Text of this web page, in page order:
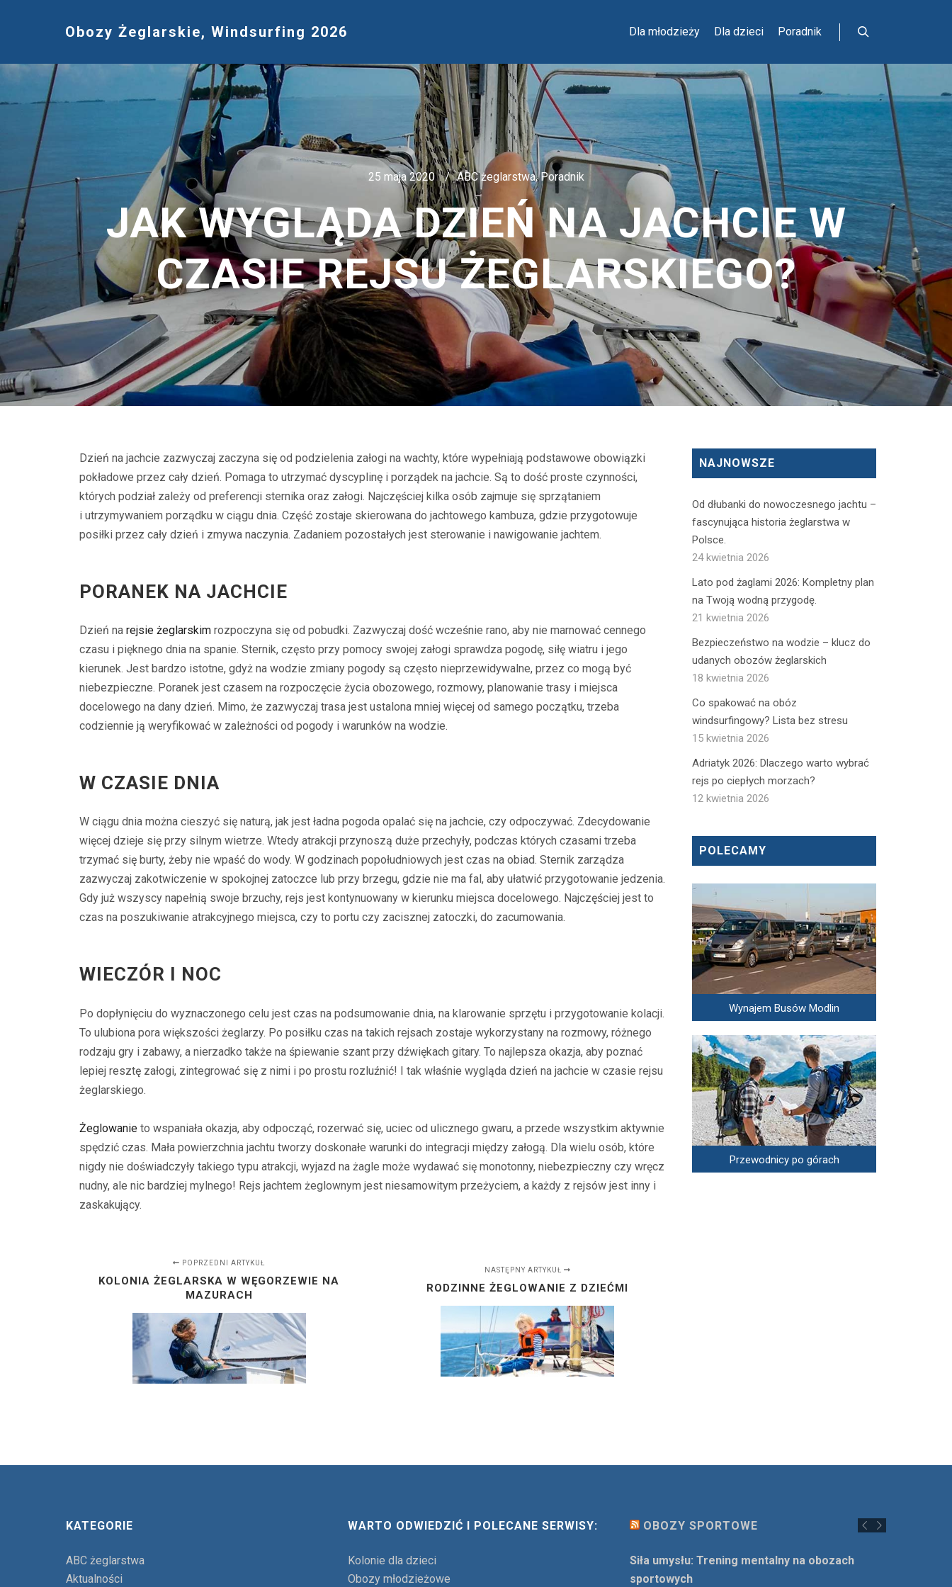
Obozy Żeglarskie, Windsurfing 2026 Dla młodzieży Dla dzieci Poradnik
25 maja 2020 ABC żeglarstwa,Poradnik
JAK WYGLĄDA DZIEŃ NA JACHCIE W
CZASIE REJSU ŻEGLARSKIEGO?
Dzień na jachcie zazwyczaj zaczyna się od podzielenia załogi na wachty, które wypełniają podstawowe obowiązki
pokładowe przez cały dzień. Pomaga to utrzymać dyscyplinę i porządek na jachcie. Są to dość proste czynności,
których podział zależy od preferencji sternika oraz załogi. Najczęściej kilka osób zajmuje się sprzątaniem
i utrzymywaniem porządku w ciągu dnia. Część zostaje skierowana do jachtowego kambuza, gdzie przygotowuje
posiłki przez cały dzień i zmywa naczynia. Zadaniem pozostałych jest sterowanie i nawigowanie jachtem.
PORANEK NA JACHCIE
Dzień na rejsie żeglarskim rozpoczyna się od pobudki. Zazwyczaj dość wcześnie rano, aby nie marnować cennego
czasu i pięknego dnia na spanie. Sternik, często przy pomocy swojej załogi sprawdza pogodę, siłę wiatru i jego
kierunek. Jest bardzo istotne, gdyż na wodzie zmiany pogody są często nieprzewidywalne, przez co mogą być
niebezpieczne. Poranek jest czasem na rozpoczęcie życia obozowego, rozmowy, planowanie trasy i miejsca
docelowego na dany dzień. Mimo, że zazwyczaj trasa jest ustalona mniej więcej od samego początku, trzeba
codziennie ją weryfikować w zależności od pogody i warunków na wodzie.
W CZASIE DNIA
W ciągu dnia można cieszyć się naturą, jak jest ładna pogoda opalać się na jachcie, czy odpoczywać. Zdecydowanie
więcej dzieje się przy silnym wietrze. Wtedy atrakcji przynoszą duże przechyły, podczas których czasami trzeba
trzymać się burty, żeby nie wpaść do wody. W godzinach popołudniowych jest czas na obiad. Sternik zarządza
zazwyczaj zakotwiczenie w spokojnej zatoczce lub przy brzegu, gdzie nie ma fal, aby ułatwić przygotowanie jedzenia.
Gdy już wszyscy napełnią swoje brzuchy, rejs jest kontynuowany w kierunku miejsca docelowego. Najczęściej jest to
czas na poszukiwanie atrakcyjnego miejsca, czy to portu czy zacisznej zatoczki, do zacumowania.
WIECZÓR I NOC
Po dopłynięciu do wyznaczonego celu jest czas na podsumowanie dnia, na klarowanie sprzętu i przygotowanie kolacji.
To ulubiona pora większości żeglarzy. Po posiłku czas na takich rejsach zostaje wykorzystany na rozmowy, różnego
rodzaju gry i zabawy, a nierzadko także na śpiewanie szant przy dźwiękach gitary. To najlepsza okazja, aby poznać
lepiej resztę załogi, zintegrować się z nimi i po prostu rozluźnić! I tak właśnie wygląda dzień na jachcie w czasie rejsu
żeglarskiego.
Żeglowanie to wspaniała okazja, aby odpocząć, rozerwać się, uciec od ulicznego gwaru, a przede wszystkim aktywnie
spędzić czas. Mała powierzchnia jachtu tworzy doskonałe warunki do integracji między załogą. Dla wielu osób, które
nigdy nie doświadczyły takiego typu atrakcji, wyjazd na żagle może wydawać się monotonny, niebezpieczny czy wręcz
nudny, ale nic bardziej mylnego! Rejs jachtem żeglownym jest niesamowitym przeżyciem, a każdy z rejsów jest inny i
zaskakujący.
POPRZEDNI ARTYKUŁ
KOLONIA ŻEGLARSKA W WĘGORZEWIE NA
MAZURACH
NASTĘPNY ARTYKUŁ
RODZINNE ŻEGLOWANIE Z DZIEĆMI
NAJNOWSZE
Od dłubanki do nowoczesnego jachtu –
fascynująca historia żeglarstwa w
Polsce.
24 kwietnia 2026
Lato pod żaglami 2026: Kompletny plan
na Twoją wodną przygodę.
21 kwietnia 2026
Bezpieczeństwo na wodzie – klucz do
udanych obozów żeglarskich
18 kwietnia 2026
Co spakować na obóz
windsurfingowy? Lista bez stresu
15 kwietnia 2026
Adriatyk 2026: Dlaczego warto wybrać
rejs po ciepłych morzach?
12 kwietnia 2026
POLECAMY
Wynajem Busów Modlin
Przewodnicy po górach
KATEGORIE
ABC żeglarstwa
Aktualności
WARTO ODWIEDZIĆ I POLECANE SERWISY:
Kolonie dla dzieci
Obozy młodzieżowe
OBOZY SPORTOWE
Siła umysłu: Trening mentalny na obozach
sportowych